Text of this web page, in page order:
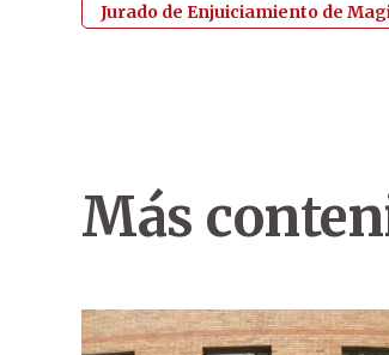
Jurado de Enjuiciamiento de
Más